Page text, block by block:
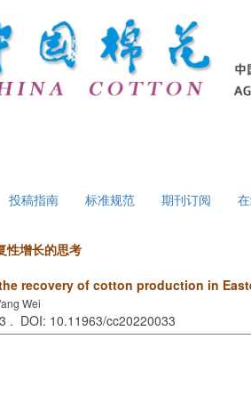
投稿指南 标准规范 期刊订阅
性增长的思考
recovery of cotton production in
Wei
. DOI: 10.11963/cc20220033